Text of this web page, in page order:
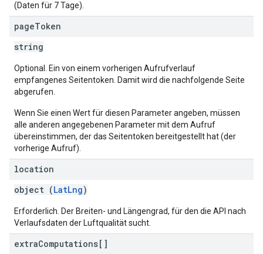
(Daten für 7 Tage).
pageToken
string
Optional. Ein von einem vorherigen Aufrufverlauf
empfangenes Seitentoken. Damit wird die nachfolgende Seite
abgerufen.
Wenn Sie einen Wert für diesen Parameter angeben, müssen
alle anderen angegebenen Parameter mit dem Aufruf
übereinstimmen, der das Seitentoken bereitgestellt hat (der
vorherige Aufruf).
location
object (LatLng)
Erforderlich. Der Breiten- und Längengrad, für den die API nach
Verlaufsdaten der Luftqualität sucht.
extraComputations[]